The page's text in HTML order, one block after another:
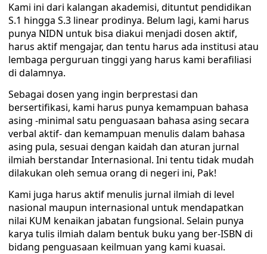
Kami ini dari kalangan akademisi, dituntut pendidikan
S.1 hingga S.3 linear prodinya. Belum lagi, kami harus
punya NIDN untuk bisa diakui menjadi dosen aktif,
harus aktif mengajar, dan tentu harus ada institusi atau
lembaga perguruan tinggi yang harus kami berafiliasi
di dalamnya.
Sebagai dosen yang ingin berprestasi dan
bersertifikasi, kami harus punya kemampuan bahasa
asing -minimal satu penguasaan bahasa asing secara
verbal aktif- dan kemampuan menulis dalam bahasa
asing pula, sesuai dengan kaidah dan aturan jurnal
ilmiah berstandar Internasional. Ini tentu tidak mudah
dilakukan oleh semua orang di negeri ini, Pak!
Kami juga harus aktif menulis jurnal ilmiah di level
nasional maupun internasional untuk mendapatkan
nilai KUM kenaikan jabatan fungsional. Selain punya
karya tulis ilmiah dalam bentuk buku yang ber-ISBN di
bidang penguasaan keilmuan yang kami kuasai.